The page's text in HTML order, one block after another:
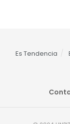
Es Tendencia